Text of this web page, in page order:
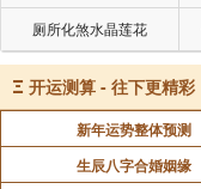
厕所化煞水晶莲花
Ξ 开运测算 - 往下更精彩
新年运势整体预测
生辰八字合婚姻缘